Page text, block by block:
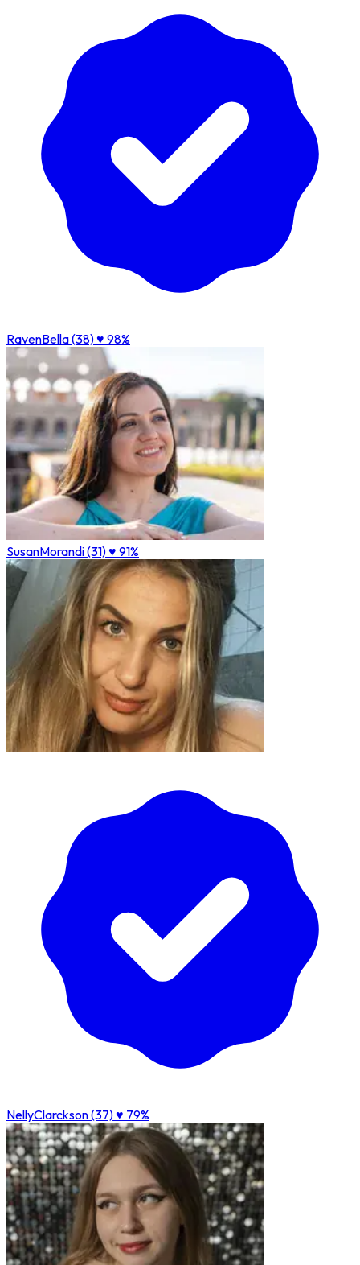
RavenBella (38)♥ 98%
SusanMorandi (31)♥ 91%
NellyClarckson (37)♥ 79%